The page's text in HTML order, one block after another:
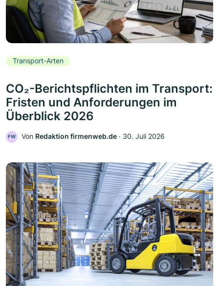
Transport-Arten
CO₂-Berichtspflichten im Transport:
Fristen und Anforderungen im
Überblick 2026
FW Von Redaktion firmenweb.de ‧ 30. Juli 2026